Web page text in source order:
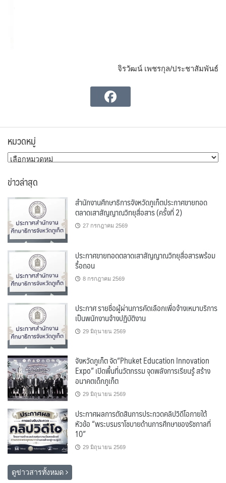
จิรวัฒน์ เพชรกุล/ประชาสัมพันธ์
หมวดหมู่
หมวด
ข่าวล่าสุด
สำนักงานศึกษาธิการจังหวัดภูเก็ตประกาศขายทอด
ตลาดเสาสัญญาณวิทยุสื่อสาร (ครั้งที่ 2)
27 กรกฎาคม 2569
ประกาศขายทอดตลาดเสาสัญญาณวิทยุสื่อสารพร้อม
รื้อถอน
8 กรกฎาคม 2569
ประกาศ รายชื่อผู้ผ่านการคัดเลือกเพื่อจ้างเหมาบริการ
เป็นพนักงานจ้างปฏิบัติงาน
29 มิถุนายน 2569
จังหวัดภูเก็ต จัด“Phuket Education Innovation
Expo” เปิดพื้นที่นวัตกรรม จุดพลังการเรียนรู้ สร้าง
อนาคตเด็กภูเก็ต
29 มิถุนายน 2569
ประกาศผลการตัดสินการประกวดคลิปวิดีโอภายใต้
หัวข้อ “พระบรมราโชบายด้านการศึกษาของรัชกาลที่
10”
29 มิถุนายน 2569
ดูข่าวสารทั้งหมด